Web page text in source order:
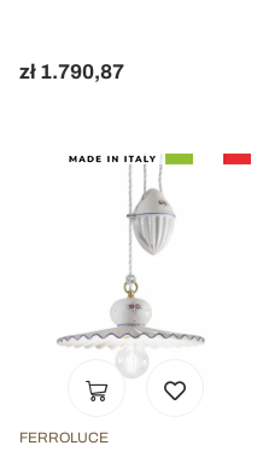
zł 1.790,87
FERROLUCE